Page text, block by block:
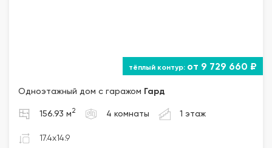
от 9 729 660 ₽
Одноэтажный дом с гаражом Гард
156.93 м 2 4 комнаты 1 этаж
17.4x14.9